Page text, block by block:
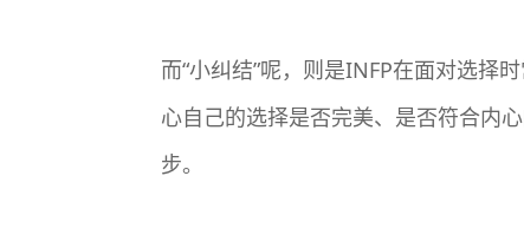
而“小纠结”呢，则是INFP在面对选择
心自己的选择是否完美、是否符合内
步。